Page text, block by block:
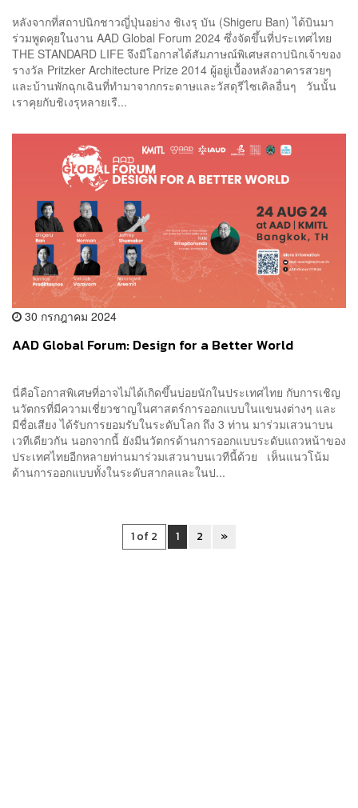
หลังจากที่สถาปนิกชาวญี่ปุ่นอย่าง ชิเงรุ บัน (Shigeru Ban) ได้บินมา
ร่วมพูดคุยในงาน AAD Global Forum 2024 ซึ่งจัดขึ้นที่ประเทศไทย
THE STANDARD LIFE จึงมีโอกาสได้สัมภาษณ์พิเศษสถาปนิกเจ้าของ
รางวัล Pritzker Architecture Prize 2014 ผู้อยู่เบื้องหลังอาคารสวยๆ
และบ้านพักฉุกเฉินที่ทำมาจากกระดาษและวัสดุรีไซเคิลอื่นๆ วันนั้น
เราคุยกับชิเงรุหลายเรื...
30 กรกฎาคม 2024
AAD Global Forum: Design for a Better World
นี่คือโอกาสพิเศษที่อาจไม่ได้เกิดขึ้นบ่อยนักในประเทศไทย กับการเชิญ
นวัตกรที่มีความเชี่ยวชาญในศาสตร์การออกแบบในแขนงต่างๆ และ
มีชื่อเสียง ได้รับการยอมรับในระดับโลก ถึง 3 ท่าน มาร่วมเสวนาบน
เวทีเดียวกัน นอกจากนี้ ยังมีนวัตกรด้านการออกแบบระดับแถวหน้าของ
ประเทศไทยอีกหลายท่านมาร่วมเสวนาบนเวทีนี้ด้วย เห็นแนวโน้ม
ด้านการออกแบบทั้งในระดับสากลและในป...
1 of 2 1 2 »